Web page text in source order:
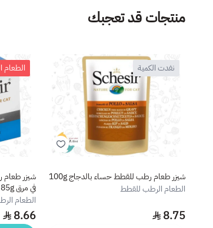
منتجات قد تعجبك
نفدت الكمية
شيزر طعام رطب للقطط حساء بالدجاج 100g
الطعام الرطب للقطط
8.75
شيزر طعام
في مرق 85g
الطعام
8.66